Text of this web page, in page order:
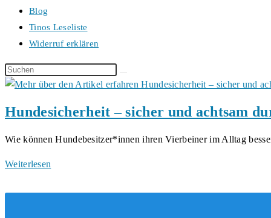
Blog
Tinos Leseliste
Widerruf erklären
Diese
Website
Hundesicherheit – sicher und achtsam
Wie können Hundebesitzer*innen ihren Vierbeiner im Alltag
Weiterlesen
sicher